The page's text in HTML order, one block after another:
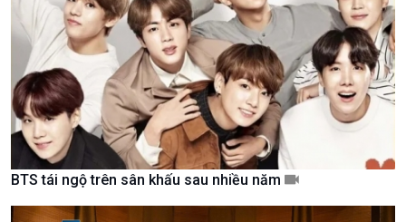
Thời sự 6h
Thời sự 12h
Thời sự 18h
Thời sự 21h30
Bản tin
Chuyên mục
Theo dòng Thời sự
BTS tái ngộ trên sân khấu sau nhiều năm